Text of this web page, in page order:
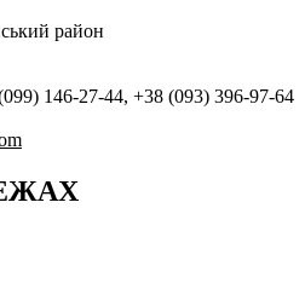
район
146-27-44, +38 (093) 396-97-64